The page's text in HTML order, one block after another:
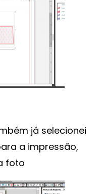
já selecionei
a impressão,
foto